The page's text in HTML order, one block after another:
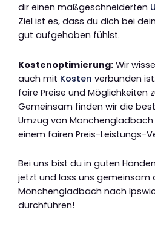
dir einen maßgeschneiderten
Ziel ist es, dass du dich bei
gut aufgehoben fühlst.
Kostenoptimierung: Wir
auch mit Kosten verbunden
faire Preise und Möglichkeiten
Gemeinsam finden wir die
Umzug von
einem fairen Preis-Leistungs-
Bei uns bist du in guten
jetzt und lass uns gemeinsam
Mönchengladbach nach
durchführen!